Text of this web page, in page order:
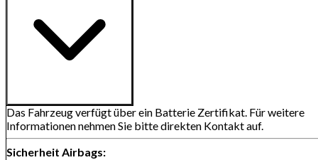
Das Fahrzeug verfügt über ein Batterie Zertifikat. Für weitere
Informationen nehmen Sie bitte direkten Kontakt auf.
Sicherheit Airbags: